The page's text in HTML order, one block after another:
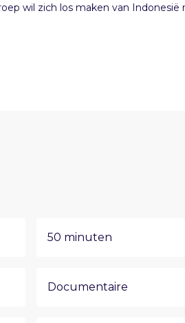
wil zich los maken van
50 minuten
Documentaire